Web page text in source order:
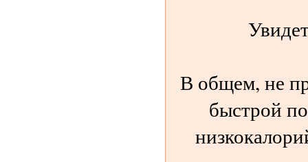
В общем, не
быстрой